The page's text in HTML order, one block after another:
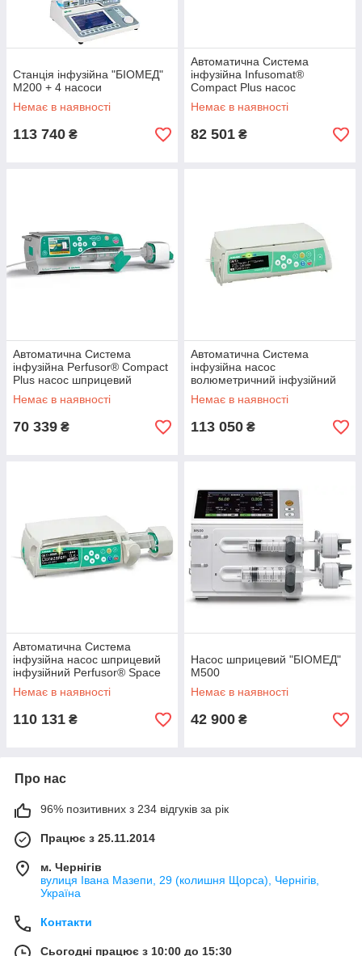
Станція інфузійна "БІОМЕД"
M200 + 4 насоси
Немає в наявності
113 740 ₴
Автоматична Система
інфузійна Infusomat®
Compact Plus насос
волюметричний інфузійний
Немає в наявності
82 501 ₴
Автоматична Система
інфузійна Perfusor® Compact
Plus насос шприцевий
інфузійний
Немає в наявності
70 339 ₴
Автоматична Система
інфузійна насос
волюметричний інфузійний
Infusomat® Space 100-240 В
Немає в наявності
113 050 ₴
Автоматична Система
інфузійна насос шприцевий
інфузійний Perfusor® Space
100-240В
Немає в наявності
110 131 ₴
Насос шприцевий "БІОМЕД"
М500
Немає в наявності
42 900 ₴
Про нас
96% позитивних з 234 відгуків за рік
Працює з 25.11.2014
м. Чернігів
вулиця Івана Мазепи, 29 (колишня Щорса), Чернігів,
Україна
Контакти
Сьогодні працює з 10:00 до 15:30